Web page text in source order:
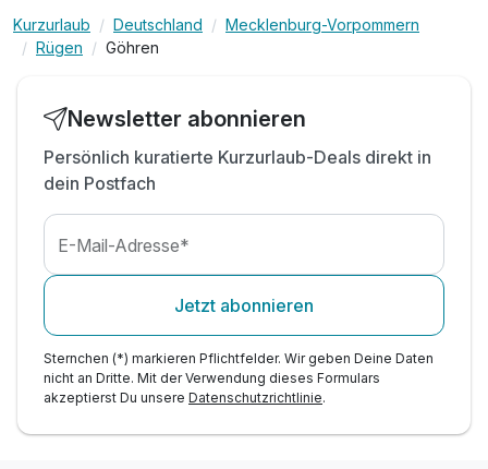
Kurzurlaub Deutschland
Mecklenburg-Vorpommern
Rügen
Göhren
Newsletter abonnieren
Persönlich kuratierte Kurzurlaub-Deals direkt in
dein Postfach
E-Mail-Adresse*
Jetzt abonnieren
Sternchen (*) markieren Pflichtfelder. Wir geben Deine Daten
nicht an Dritte. Mit der Verwendung dieses Formulars
akzeptierst Du unsere Datenschutzrichtlinie.